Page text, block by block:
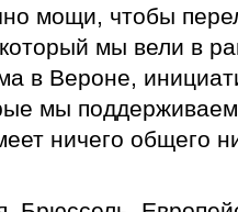
мощи, чтобы
мы вели в
в Вероне,
мы
ничего общего